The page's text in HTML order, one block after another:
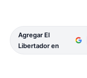
Agregar El
Libertador en